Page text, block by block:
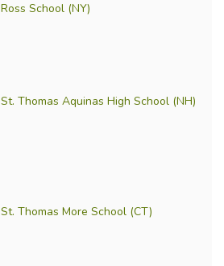
Ross School (NY)
St. Thomas Aquinas High School (NH)
St. Thomas More School (CT)